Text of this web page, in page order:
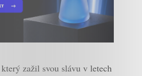
zažil svou slávu v letech